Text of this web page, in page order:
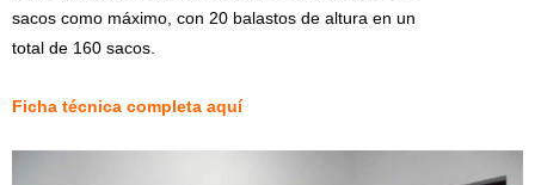
sacos como máximo, con 20 balastos de altura en un
total de 160 sacos.
Ficha técnica completa aquí